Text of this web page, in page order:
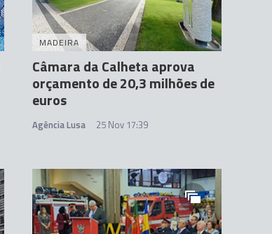
MADEIRA
Câmara da Calheta aprova
orçamento de 20,3 milhões de
euros
Agência Lusa 25 Nov 17:39